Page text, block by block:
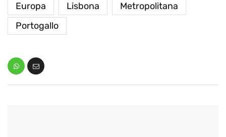
Europa Lisbona
Metropolitana
Portogallo